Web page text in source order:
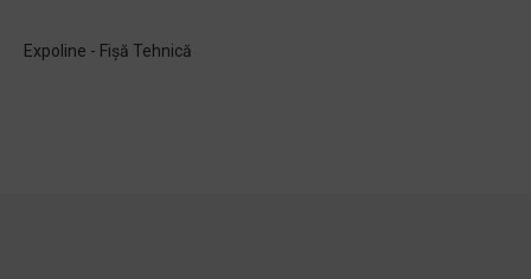
Expoline - Fișă Tehnică